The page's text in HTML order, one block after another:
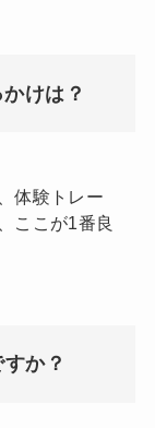
けは？
体験トレー
ここが1番良
か？